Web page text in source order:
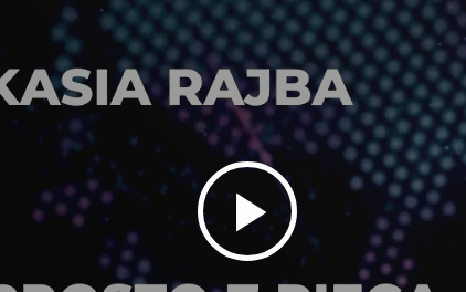
play_arrow